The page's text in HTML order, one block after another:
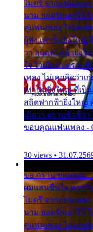
ไมตรี จากแฟนเพล
นาม ยอดรักเอาไว้
คู่แฟนเพลง ไม่เคย
ผู้ฟัง เท่านั้นยิ่งใหญ่
วา สถิตฟากฟ้ายิ่งใ
ใจ ไว้เถิดว่า ตราบ
เพลง ไม่เคยคิดว่า
เท่านั้นยิ่งใหญ่ ที่เป็
สถิตฟากฟ้ายิ่งใหญ่
เถิดว่า ตราบชั่วชีว
ขอบคุณแฟนเพลง -
30 views •
ขอ กราบ ขอบคุณ
ผมแสนชื่นใจ หายวัง
ไมตรี จากแฟนเพล
นาม ยอดรักเอาไว้
คู่แฟนเพลง ไม่เคย